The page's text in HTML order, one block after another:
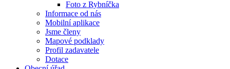
Foto z Rybníčka
Informace od nás
Mobilní aplikace
Jsme členy
Mapové podklady
Profil zadavatele
Dotace